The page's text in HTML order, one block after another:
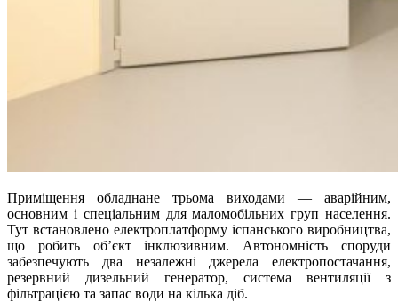
Приміщення обладнане трьома виходами — аварійним,
основним і спеціальним для маломобільних груп населення.
Тут встановлено електроплатформу іспанського виробництва,
що робить об’єкт інклюзивним. Автономність споруди
забезпечують два незалежні джерела електропостачання,
резервний дизельний генератор, система вентиляції з
фільтрацією та запас води на кілька діб.